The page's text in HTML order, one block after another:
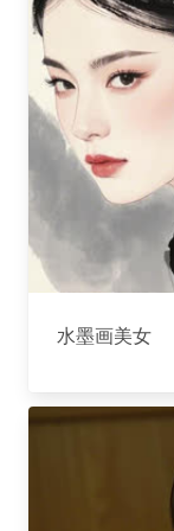
水墨画美女